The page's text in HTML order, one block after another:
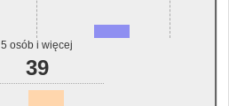
5 osób i więcej
39